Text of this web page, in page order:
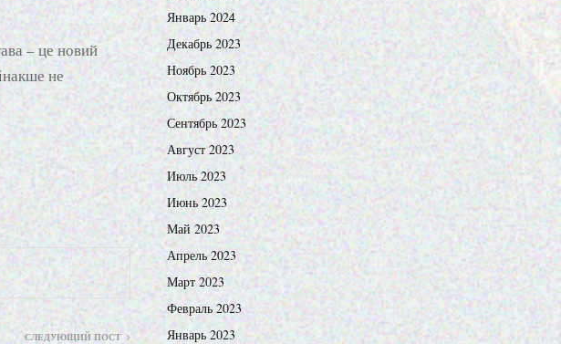
– це новий
не
СЛЕДУЮЩИЙ ПОСТ
Январь 2024
Декабрь 2023
Ноябрь 2023
Октябрь 2023
Сентябрь 2023
Август 2023
Июль 2023
Июнь 2023
Май 2023
Апрель 2023
Март 2023
Февраль 2023
Январь 2023